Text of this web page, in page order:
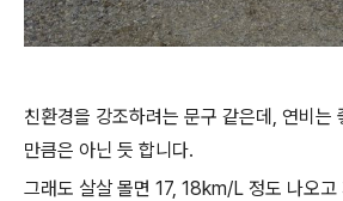
친환경을 강조하려는 문구 같은데, 연비는
만큼은 아닌 듯 합니다.
그래도 살살 몰면 17, 18km/L 정도 나오고